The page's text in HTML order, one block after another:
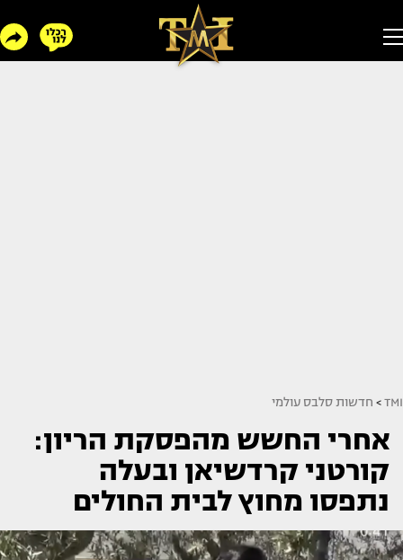
TMI
> חדשות סלבס עולמי
אחרי החשש מהפסקת הריון:
קורטני קרדשיאן ובעלה
נתפסו מחוץ לבית החולים